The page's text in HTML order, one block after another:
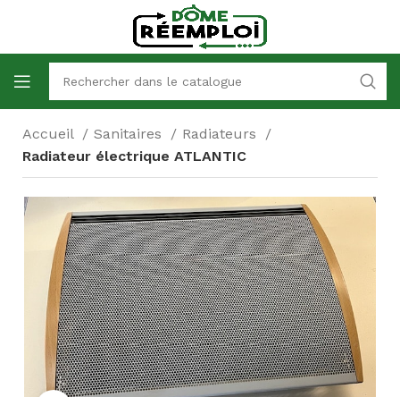
Accueil Sanitaires
Radiateurs
Radiateur électrique ATLANTIC